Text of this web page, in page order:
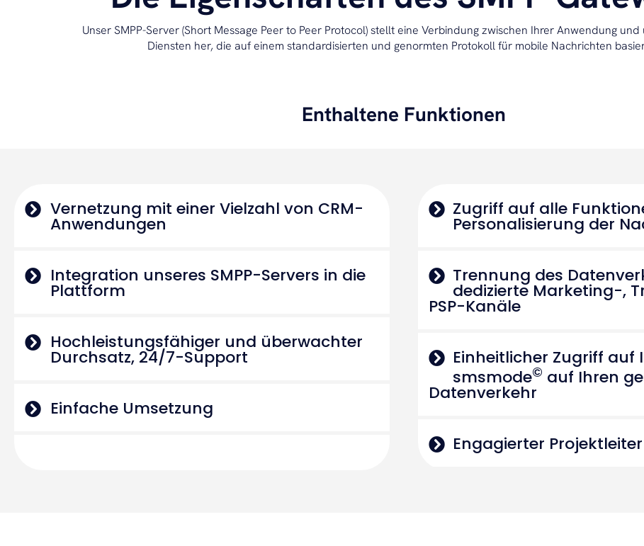
Unser SMPP-Server (Short Message Peer to Peer Protocol) stellt eine Verbindung zwischen Ihrer Anwendung und
Diensten her, die auf einem standardisierten und genormten Protokoll für mobile Nachrichten
Enthaltene Funktionen
Vernetzung mit einer Vielzahl von CRM-
Anwendungen
Integration unseres SMPP-Servers in die
Plattform
Hochleistungsfähiger und überwachter
Durchsatz, 24/7-Support
Einfache Umsetzung
Zugriff auf alle
Personalisierung der
Trennung des
dedizierte Marketing-,
PSP-Kanäle
Einheitlicher Zugriff auf
smsmode© auf Ihren
Datenverkehr
Engagierter Projektleiter